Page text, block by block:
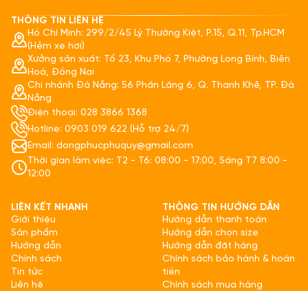
THÔNG TIN LIÊN HỆ
Hồ Chí Minh: 299/2/45 Lý Thường Kiệt, P.15, Q.11, Tp.HCM
(Hẻm xe hơi)
Xưởng sản xuất: Tổ 23, Khu Phố 7, Phường Long Bình, Biên
Hoà, Đồng Nai
Chi nhánh Đà Nẵng: 56 Phần Lăng 6, Q. Thanh Khê, TP. Đà
Nẵng
Điện thoại: 028 3866 1368
Hotline: 0903 019 622 (Hỗ trợ 24/7)
Email: dongphucphuquy@gmail.com
Thời gian làm việc: T2 - T6: 08:00 - 17:00, Sáng T7 8:00 -
12:00
LIÊN KẾT NHANH
Giới thiệu
Sản phẩm
Hướng dẫn
Chính sách
Tin tức
Liên hệ
THÔNG TIN HƯỚNG DẪN
Hướng dẫn thanh toán
Hướng dẫn chọn size
Hướng dẫn đặt hàng
Chính sách bảo hành & hoàn
tiền
Chính sách mua hàng